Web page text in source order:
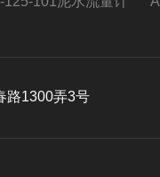
路1300弄3号